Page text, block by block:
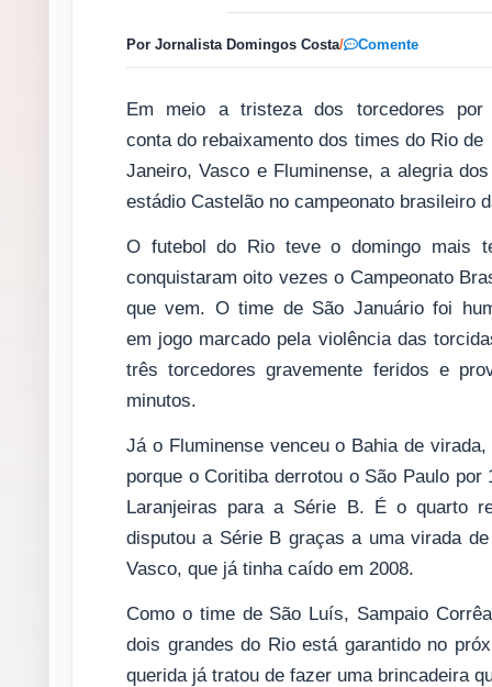
Por Jornalista Domingos Costa/ Comente
Em meio a tristeza dos torcedores por
conta do rebaixamento dos times do Rio de
Janeiro, Vasco e Fluminense, a alegria
estádio Castelão no campeonato brasileiro
O futebol do Rio teve o domingo mais
conquistaram oito vezes o Campeonato
que vem. O time de São Januário foi
em jogo marcado pela violência das
três torcedores gravemente feridos e
minutos.
Já o Fluminense venceu o Bahia de
porque o Coritiba derrotou o São Paulo
Laranjeiras para a Série B. É o quarto
disputou a Série B graças a uma virada
Vasco, que já tinha caído em 2008.
Como o time de São Luís, Sampaio
dois grandes do Rio está garantido no
querida já tratou de fazer uma brincadeira